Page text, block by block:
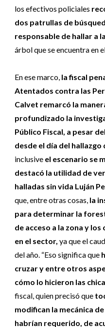
los efectivos policiales
dos patrullas de
responsable de hallar a
árbol que se encuentra en
En ese marco, la fiscal
Atentados contra las
Calvet remarcó la
profundizado la
Público Fiscal, a pesar
desde el día del hallazgo
inclusive el escenario se
destacó la utilidad de
halladas sin vida Luján
que, entre otras cosas, la
para determinar la
de acceso a la zona y
en el sector, ya que el
del año. “Eso significa que
cruzar y entre otros
cómo lo hicieron las
fiscal, quien precisó que
modifican la mecánica
habrían requerido, de